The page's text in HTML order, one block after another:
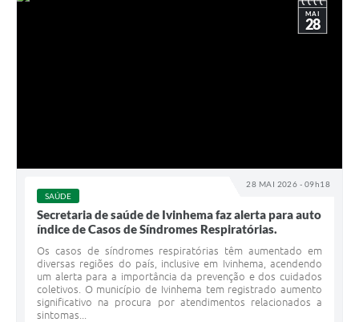
28 MAI 2026 - 09h18
MAI
28
SAÚDE
Secretaria de saúde de Ivinhema faz alerta para auto
índice de Casos de Síndromes Respiratórias.
Os casos de síndromes respiratórias têm aumentado em
diversas regiões do país, inclusive em Ivinhema, acendendo
um alerta para a importância da prevenção e dos cuidados
coletivos. O município de Ivinhema tem registrado aumento
significativo na procura por atendimentos relacionados a
sintomas...